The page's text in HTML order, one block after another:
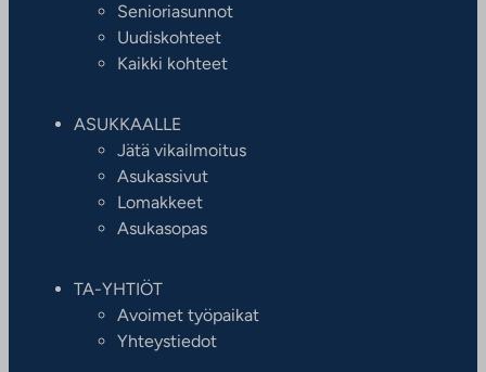
Senioriasunnot
Uudiskohteet
Kaikki kohteet
ASUKKAALLE
Jätä vikailmoitus
Asukassivut
Lomakkeet
Asukasopas
TA-YHTIÖT
Avoimet työpaikat
Yhteystiedot